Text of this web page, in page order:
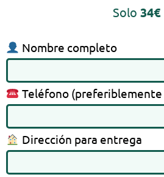
Solo 34€
Nombre completo
Teléfono (preferiblemente
Dirección para entrega